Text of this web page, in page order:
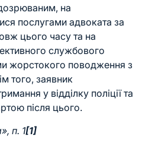
на
послугами адвоката за
цього часу та на
службового
жорстокого поводження з
того, заявник
у відділку поліції та
після цього.
п. 1[1]